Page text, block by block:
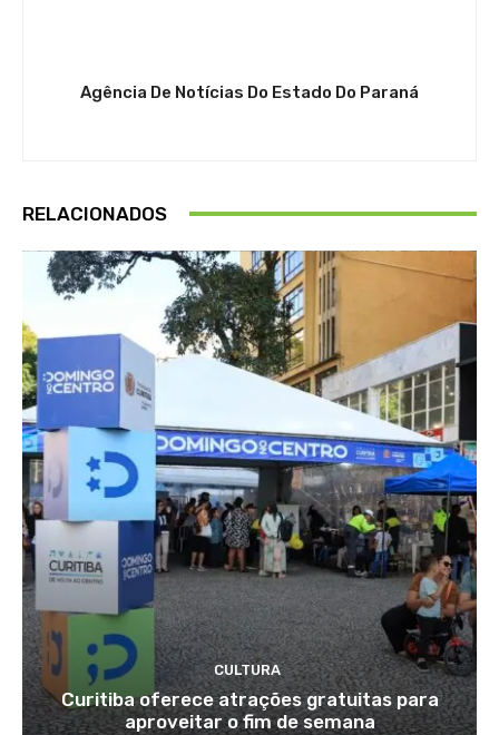
Agência De Notícias Do Estado Do Paraná
RELACIONADOS
CULTURA
Curitiba oferece atrações gratuitas para
aproveitar o fim de semana